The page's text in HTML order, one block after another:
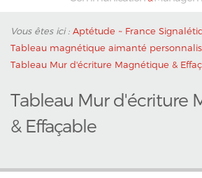
Vous êtes ici : Aptétude ~ France
Tableau magnétique aimanté
Tableau Mur d'écriture Magnétique &
Tableau Mur d'écriture
& Effaçable